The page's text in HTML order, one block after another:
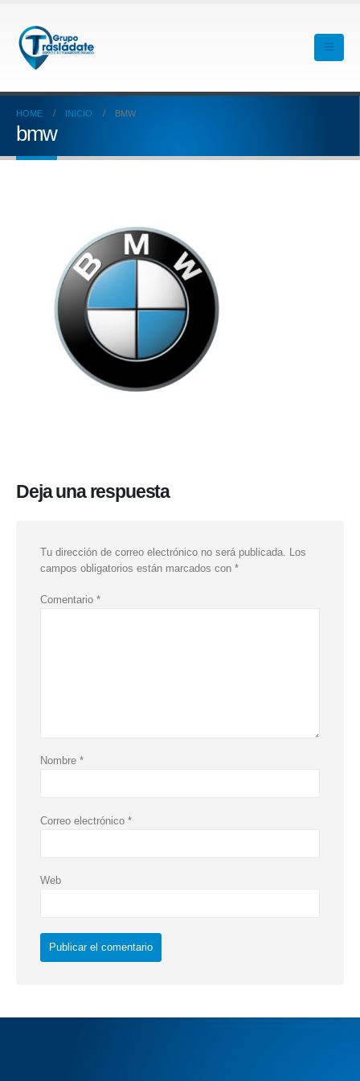
HOME INICIO BMW
bmw
Deja una respuesta
Tu dirección de correo electrónico no será publicada. Los
campos obligatorios están marcados con *
Comentario *
Nombre *
Correo electrónico *
Web